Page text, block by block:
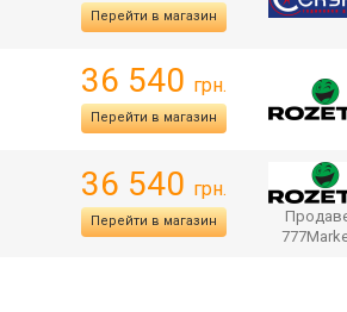
Перейти в магазин
36 540 грн.
Перейти в магазин
36 540 грн.
Перейти в магазин